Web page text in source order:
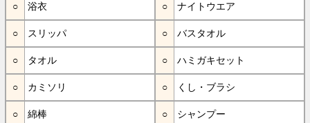
浴衣 ナイトウエア
スリッパ バスタオル
タオル ハミガキセット
カミソリ くし・ブラシ
綿棒 シャンプー